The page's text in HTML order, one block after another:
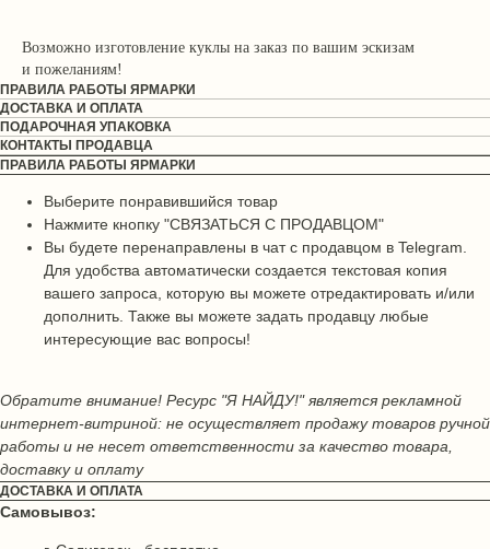
Возможно изготовление куклы на заказ по вашим эскизам
и пожеланиям!
ПРАВИЛА РАБОТЫ ЯРМАРКИ
ДОСТАВКА И ОПЛАТА
ПОДАРОЧНАЯ УПАКОВКА
КОНТАКТЫ ПРОДАВЦА
ПРАВИЛА РАБОТЫ ЯРМАРКИ
Выберите понравившийся товар
Нажмите кнопку "СВЯЗАТЬСЯ С ПРОДАВЦОМ"
Вы будете перенаправлены в чат с продавцом в Telegram.
Для удобства автоматически создается текстовая копия
вашего запроса, которую вы можете отредактировать и/или
дополнить. Также вы можете задать продавцу любые
интересующие вас вопросы!
Обратите внимание! Ресурс "Я НАЙДУ!" является рекламной
интернет-витриной: не осуществляет продажу товаров ручной
работы и не несет ответственности за качество товара,
доставку и оплату
ДОСТАВКА И ОПЛАТА
Самовывоз: